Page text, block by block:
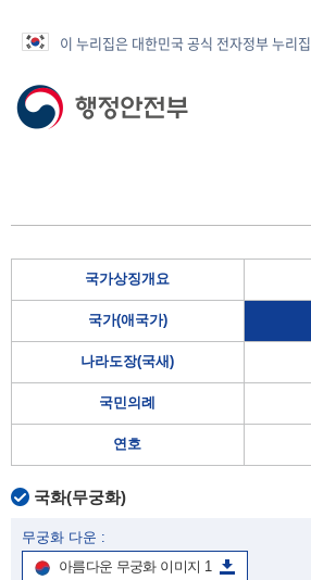
이 누리집은 대한민국 공식 전자정부 누리
국가상징개요
국가(애국가)
나라도장(국새)
국민의례
연호
국화(무궁화)
무궁화 다운 :
아름다운 무궁화 이미지 1